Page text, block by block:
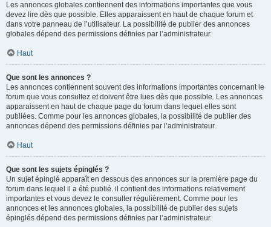
Les annonces globales contiennent des informations importantes que vous
devez lire dès que possible. Elles apparaissent en haut de chaque forum et
dans votre panneau de l’utilisateur. La possibilité de publier des annonces
globales dépend des permissions définies par l’administrateur.
Haut
Que sont les annonces ?
Les annonces contiennent souvent des informations importantes concernant le
forum que vous consultez et doivent être lues dès que possible. Les annonces
apparaissent en haut de chaque page du forum dans lequel elles sont
publiées. Comme pour les annonces globales, la possibilité de publier des
annonces dépend des permissions définies par l’administrateur.
Haut
Que sont les sujets épinglés ?
Un sujet épinglé apparaît en dessous des annonces sur la première page du
forum dans lequel il a été publié. il contient des informations relativement
importantes et vous devez le consulter régulièrement. Comme pour les
annonces et les annonces globales, la possibilité de publier des sujets
épinglés dépend des permissions définies par l’administrateur.